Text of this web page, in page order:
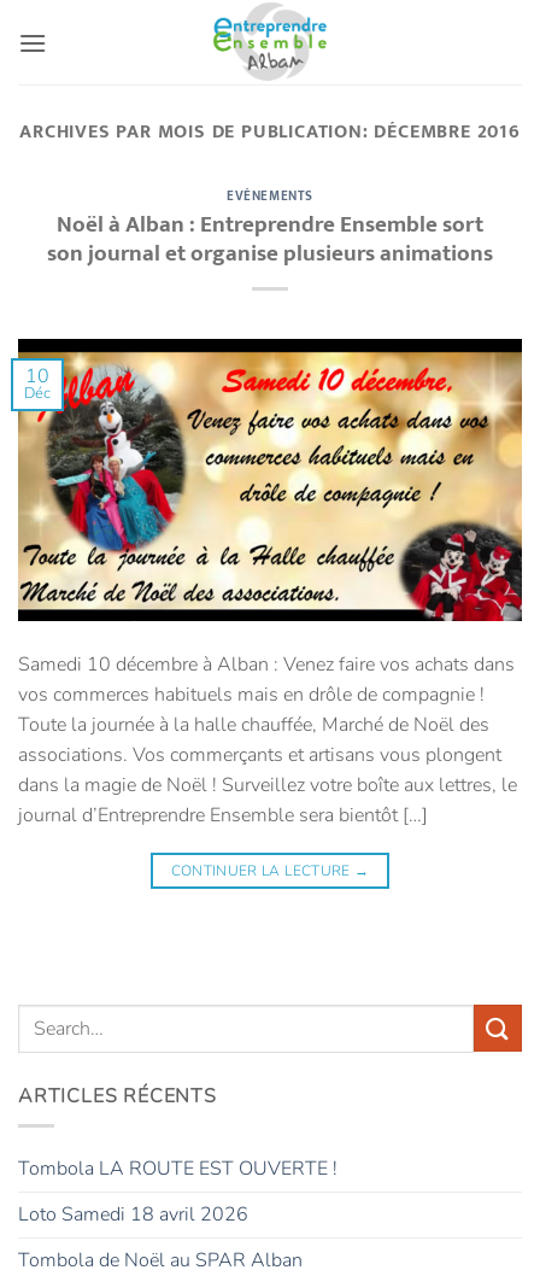
ARCHIVES PAR MOIS DE PUBLICATION: DÉCEMBRE 2016
EVÉNEMENTS
Noël à Alban : Entreprendre Ensemble sort
son journal et organise plusieurs animations
10
Déc
Samedi 10 décembre à Alban : Venez faire vos achats dans
vos commerces habituels mais en drôle de compagnie !
Toute la journée à la halle chauffée, Marché de Noël des
associations. Vos commerçants et artisans vous plongent
dans la magie de Noël ! Surveillez votre boîte aux lettres, le
journal d’Entreprendre Ensemble sera bientôt […]
CONTINUER LA LECTURE →
ARTICLES RÉCENTS
Tombola LA ROUTE EST OUVERTE !
Loto Samedi 18 avril 2026
Tombola de Noël au SPAR Alban